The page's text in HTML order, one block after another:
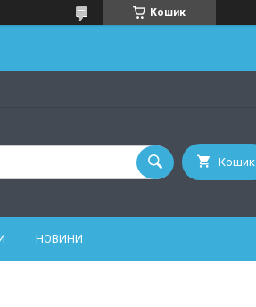
Кошик
Кошик
НОВИНИ